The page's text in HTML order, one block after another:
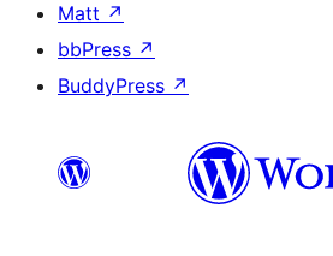
Matt ↗
bbPress ↗
BuddyPress ↗